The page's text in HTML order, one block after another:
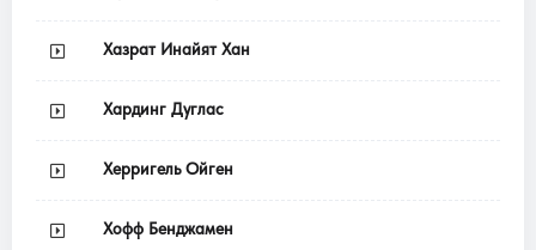
Хазрат Инайят Хан
Хардинг Дуглас
Херригель Ойген
Хофф Бенджамен